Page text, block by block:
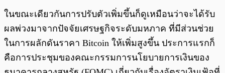
ในขณะเดียวกันการปรับตัวเพิ่มขึ้นก็ดูเหมือนว่าจะได้รับ
ผลพ่วงมาจากปัจจัยเศรษฐกิจระดับมหภาค ที่มีส่วนช่วย
ในการผลักดันราคา Bitcoin ให้เพิ่มสูงขึ้น ประการแรกก็
คือการประชุมของคณะกรรมการนโยบายการเงินของ